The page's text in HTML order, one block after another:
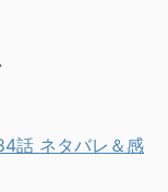
話 ネタバレ＆感